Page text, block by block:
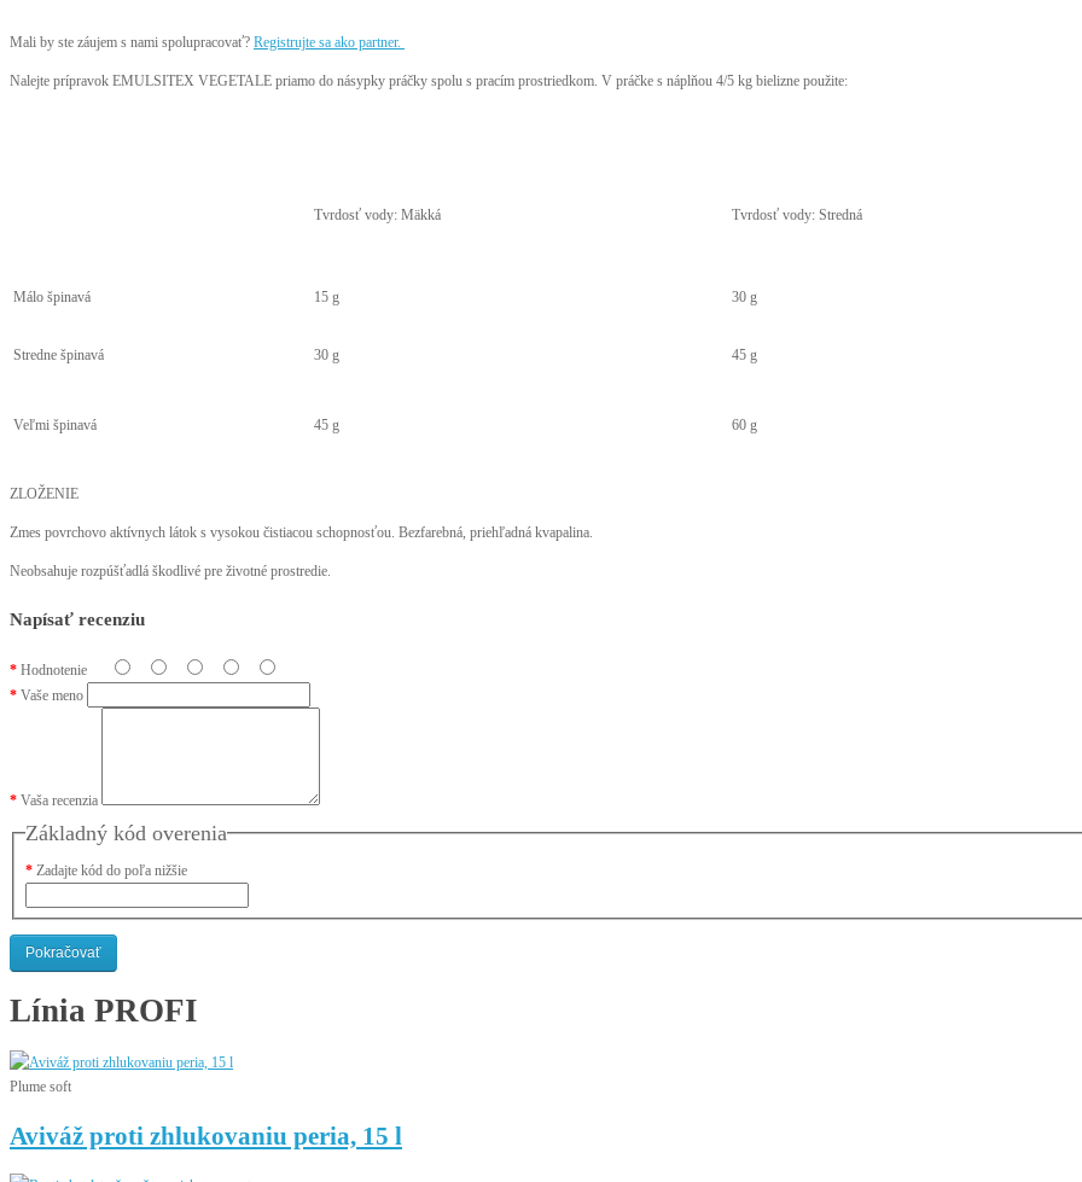
Mali by ste záujem s nami spolupracovať? Registrujte sa ako partner.
Nalejte prípravok EMULSITEX VEGETALE priamo do násypky práčky spolu s pracím prostriedkom. V práčke s náplňou 4/5 kg bielizne použite:
Tvrdosť vody: Mäkká Tvrdosť vody: Stredná
Málo špinavá 15 g 30 g
Stredne špinavá 30 g 45 g
Veľmi špinavá 45 g 60 g
ZLOŽENIE
Zmes povrchovo aktívnych látok s vysokou čistiacou schopnosťou. Bezfarebná, priehľadná kvapalina.
Neobsahuje rozpúšťadlá škodlivé pre životné prostredie.
Napísať recenziu
Hodnotenie
Vaše meno
Vaša recenzia
Základný kód overenia
Zadajte kód do poľa nižšie
Pokračovať
Línia PROFI
Plume soft
Aviváž proti zhlukovaniu peria, 15 l